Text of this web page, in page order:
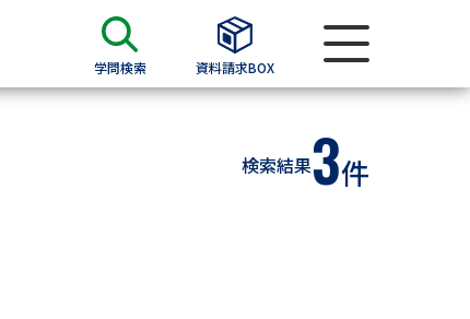
学問検索 資料請求BOX
検索結果3件